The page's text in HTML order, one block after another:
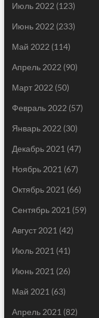
Июль 2022 (123)
Июнь 2022 (233)
Май 2022 (114)
Апрель 2022 (90)
Март 2022 (50)
Февраль 2022 (57)
Январь 2022 (30)
Декабрь 2021 (47)
Ноябрь 2021 (67)
Октябрь 2021 (66)
Сентябрь 2021 (59)
Август 2021 (42)
Июль 2021 (41)
Июнь 2021 (26)
Май 2021 (63)
Апрель 2021 (82)